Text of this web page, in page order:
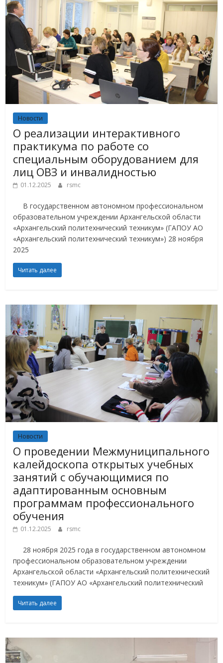
Новости
О реализации интерактивного
практикума по работе со
специальным оборудованием для
лиц ОВЗ и инвалидностью
01.12.2025 rsmc
В государственном автономном профессиональном
образовательном учреждении Архангельской области
«Архангельский политехнический техникум» (ГАПОУ АО
«Архангельский политехнический техникум») 28 ноября
2025
Читать далее
Новости
О проведении Межмуниципального
калейдоскопа открытых учебных
занятий с обучающимися по
адаптированным основным
программам профессионального
обучения
01.12.2025 rsmc
28 ноября 2025 года в государственном автономном
профессиональном образовательном учреждении
Архангельской области «Архангельский политехнический
техникум» (ГАПОУ АО «Архангельский политехнический
Читать далее